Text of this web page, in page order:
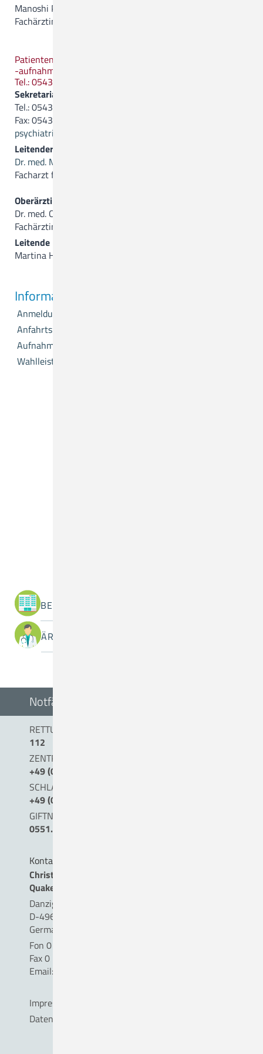
Manoshi Pakrasi
Fachärztin für Psychiatrie und Psychotherapie
Patientenanmeldung/
-aufnahme
Tel.: 05431.15-1743
Sekretariat:
Tel.: 05431.15-27 02
Fax: 05431.15-27 11
psychiatrie(a)ckq-gmbh.de
Leitender Oberarzt
Dr. med. Matthias Kaufold
Facharzt für Psychiatrie, Psychotherapie und Neurologie
Oberärztin
Dr. med. Christine Lichtblau
Fachärztin für Psychiatrie, Psychotherapie und Neurologie
Leitende Dipl.-Psychologin
Martina Hasenpatt
Informationen
Anmeldung
Anfahrtsplan
Aufnahme
Wahlleistungen
BEREICHE / ABTEILUNGEN
ÄRZTINNEN / ÄRZTE
Notfälle
RETTUNGSDIENST/NOTARZT
112
ZENTRALE NOTAUFNAHME (0 BIS 24 UHR)
+49 (0) 54 31 . 15 - 0
SCHLAGANFALLTELEFON
+49 (0) 5431. 15 45 15
GIFTNOTRUF
0551.19240
Kontakt
Christliches Krankenhaus
Quakenbrück gemeinnützige GmbH
Danziger Straße 2
D-49610 Quakenbrück
Germany
Fon 0 54 31 . 15 - 0
Fax 0 54 31 . 15 - 18 09
Email:
Impressum
Datenschutz